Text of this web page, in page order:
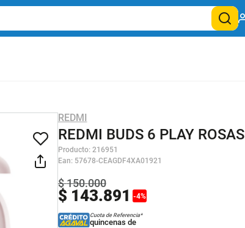
REDMI
REDMI BUDS 6 PLAY ROSAS
Producto: 216951
Ean: 57678-CEAGDF4XA01921
$ 143.891 -4%
$150.000
Cuota de Referencia*
quincenas de